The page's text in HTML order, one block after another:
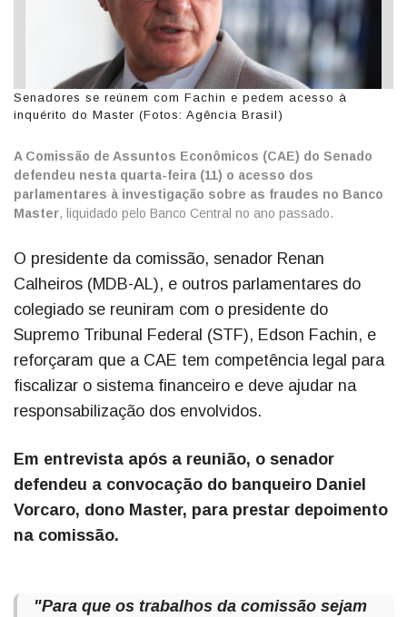
Senadores se reúnem com Fachin e pedem acesso à
inquérito do Master (Fotos: Agência Brasil)
A Comissão de Assuntos Econômicos (CAE) do Senado
defendeu nesta quarta-feira (11) o acesso dos
parlamentares à investigação sobre as fraudes no Banco
Master, liquidado pelo Banco Central no ano passado.
O presidente da comissão, senador Renan
Calheiros (MDB-AL), e outros parlamentares do
colegiado se reuniram com o presidente do
Supremo Tribunal Federal (STF), Edson Fachin, e
reforçaram que a CAE tem competência legal para
fiscalizar o sistema financeiro e deve ajudar na
responsabilização dos envolvidos.
Em entrevista após a reunião, o senador
defendeu a convocação do banqueiro Daniel
Vorcaro, dono Master, para prestar depoimento
na comissão.
"Para que os trabalhos da comissão sejam